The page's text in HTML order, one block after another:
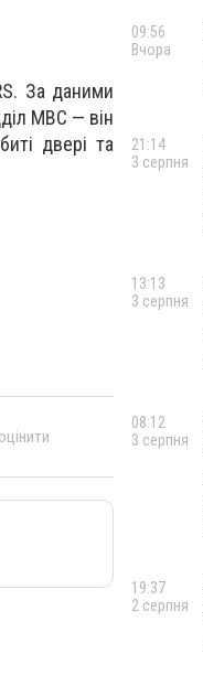
За даними
МВС — він
двері та
09:56
Вчора
21:14
3 серпня
13:13
3 серпня
08:12
3 серпня
19:37
2 серпня